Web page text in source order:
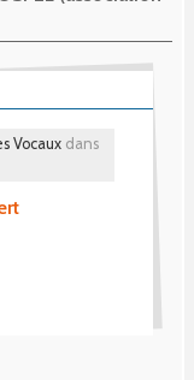
Vocaux dans